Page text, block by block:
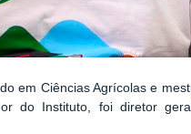
em Ciências Agrícolas e
do Instituto, foi diretor